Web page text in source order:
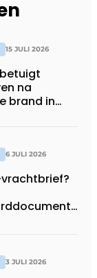
15 JULI 2026
na
brand in
6 JULI 2026
vrachtbrief?
3 JULI 2026